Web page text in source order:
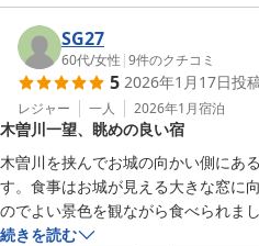
様のおっしゃる通り設備は最新で
ナンスをしておりますので安心し
らほら咲き始めました。また季節
じます、この度はありがとうござ
犬山温泉 旬樹庵 八勝閣みづのを
2026-03-25
SG27
60代/女性 |9件のクチコミ
5 2026年1月17日投
レジャー 一人 2026年1月宿泊
木曽川一望、眺めの良い宿
木曽川を挟んでお城の向かい側にあ
す。食事はお城が見える大きな窓に
のでよい景色を観ながら食べられまし
朝・夕食はどちらも趣向を凝らした
続きを読む